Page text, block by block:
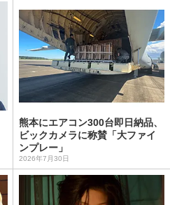
熊本にエアコン300台即日納品、
ビックカメラに称賛「大ファイ
ンプレー」
2026年7月30日